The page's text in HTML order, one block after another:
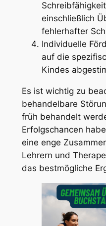
einschließlich
fehlerhafter
Individuelle
auf die
Kindes
Es ist wichtig zu
behandelbare
früh behandelt
Erfolgschancen
eine enge
Lehrern und
das bestmögliche